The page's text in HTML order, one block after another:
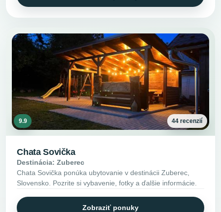
9.9 44 recenzií
Chata Sovička
Destinácia: Zuberec
Chata Sovička ponúka ubytovanie v destinácii Zuberec,
Slovensko. Pozrite si vybavenie, fotky a ďalšie informácie.
Zobraziť ponuky